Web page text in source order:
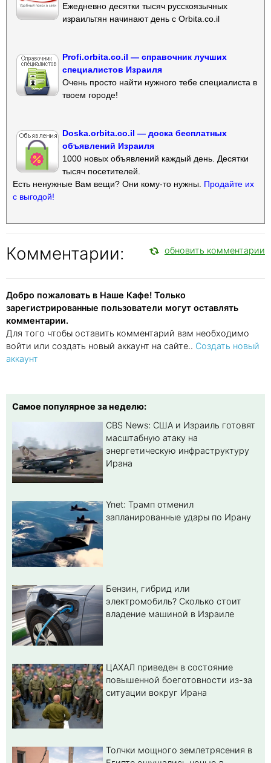
Ежедневно десятки тысяч русскоязычных
израильтян начинают день с Orbita.co.il
Profi.orbita.co.il — справочник лучших
специалистов Израиля
Очень просто найти нужного тебе специалиста в
твоем городе!
Doska.orbita.co.il — доска бесплатных
объявлений Израиля
1000 новых объявлений каждый день. Десятки
тысяч посетителей.
Есть ненужные Вам вещи? Они кому-то нужны. Продайте их
с выгодой!
Комментарии: обновить комментарии
Добро пожаловать в Наше Кафе! Только
зарегистрированные пользователи могут оставлять
комментарии.
Для того чтобы оставить комментарий вам необходимо
войти или создать новый аккаунт на сайте.. Создать новый
аккаунт
Самое популярное за неделю:
CBS News: США и Израиль готовят
масштабную атаку на
энергетическую инфраструктуру
Ирана
Ynet: Трамп отменил
запланированные удары по Ирану
Бензин, гибрид или
электромобиль? Cколько стоит
владение машиной в Израиле
ЦАХАЛ приведен в состояние
повышенной боеготовности из-за
ситуации вокруг Ирана
Толчки мощного землетрясения в